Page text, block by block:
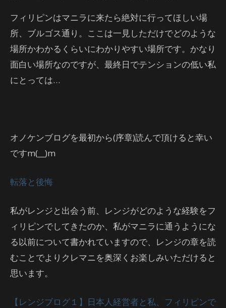
フィリピンはマニラに来たら絶対に行ってほしい場
所、ブルゴス通り。ここは一見しただけでどのような
場所かわかるくらいにわかりやすい場所です。かなり
面白い場所なのですが、最終日でテンションの低い私
にとっては…
オノケンブログを最初から(序章)読んで頂けると幸い
ですm(__)m
転落と後悔
私がレンジと出会う前、レンジがどのような経験をフ
ィリピンでしてきたのか、私がマニラに通うようにな
る以前について書かれていますので、レンジの章を読
むことでよりクレマニを奥深くお楽しみいただけると
思います。
【レンジブログ１】日本人経営者と私、フィリピンで